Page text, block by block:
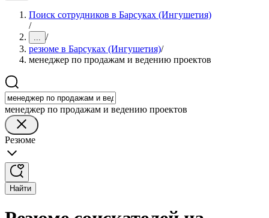
Поиск сотрудников в Барсуках (Ингушетия)
/
... /
резюме в Барсуках (Ингушетия)/
менеджер по продажам и ведению проектов
менеджер по продажам и ведению проектов
Резюме
Найти